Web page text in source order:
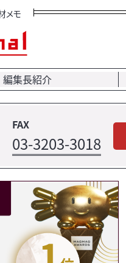
メモ
編集長紹介
FAX
03-3203-3018